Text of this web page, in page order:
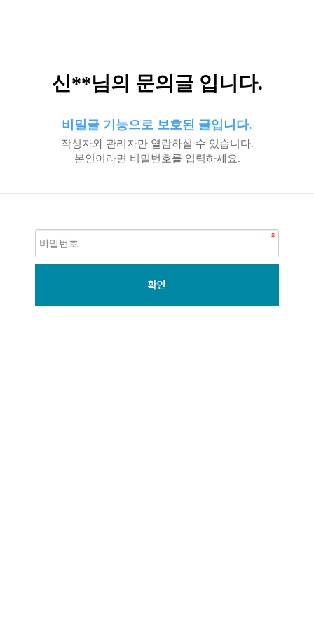
신**님의 문의글 입니다.
비밀글 기능으로 보호된 글입니다.
작성자와 관리자만 열람하실 수 있습니다.
본인이라면 비밀번호를 입력하세요.